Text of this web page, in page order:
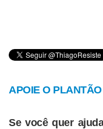
APOIE O
Se você quer